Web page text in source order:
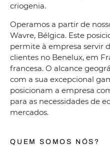
criogenia.
Operamos a partir de
Wavre, Bélgica. Este
permite à empresa servir
clientes no Benelux, em
francesa. O alcance
com a sua excepcional
posicionam a empresa
para as necessidades de
mercados.
QUEM SOMOS NÓS?